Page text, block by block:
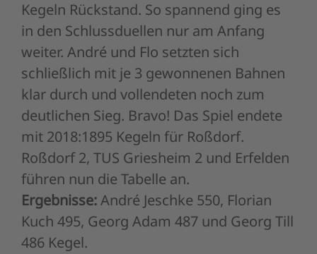
Kegeln Rückstand. So spannend ging es
in den Schlussduellen nur am Anfang
weiter. André und Flo setzten sich
schließlich mit je 3 gewonnenen Bahnen
klar durch und vollendeten noch zum
deutlichen Sieg. Bravo! Das Spiel endete
mit 2018:1895 Kegeln für Roßdorf.
Roßdorf 2, TUS Griesheim 2 und Erfelden
führen nun die Tabelle an.
Ergebnisse:André Jeschke 550, Florian
Kuch 495, Georg Adam 487 und Georg Till
486 Kegel.